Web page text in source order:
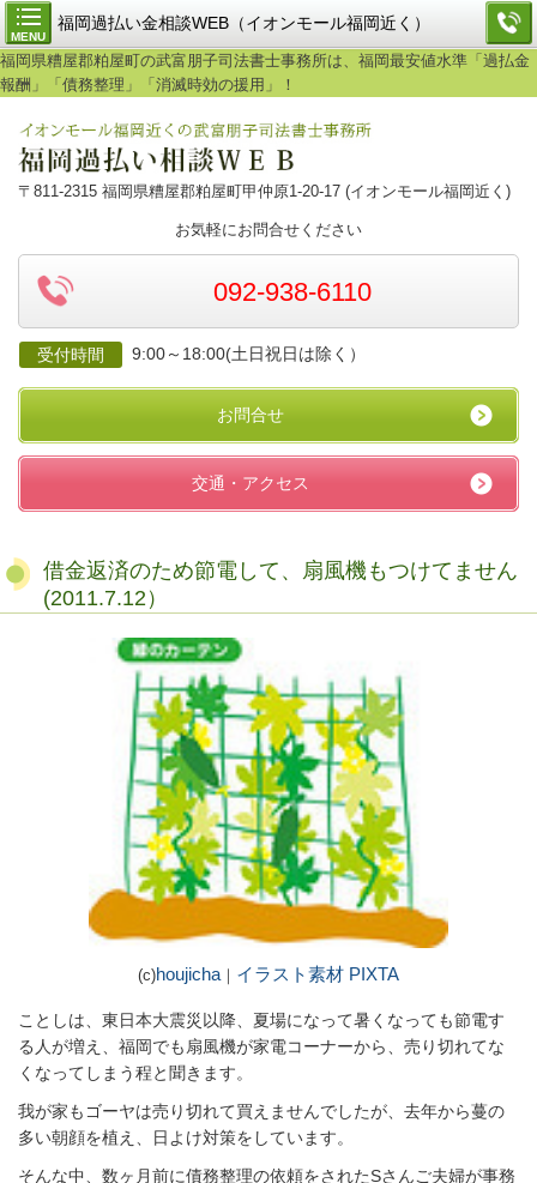
MENU
福岡過払い金相談WEB（イオンモール福岡近く）
福岡県糟屋郡粕屋町の武富朋子司法書士事務所は、福岡最安値水準「過払金
報酬」「債務整理」「消滅時効の援用」！
〒811-2315 福岡県糟屋郡粕屋町甲仲原1-20-17 (イオンモール福岡近く)
お気軽にお問合せください
092-938-6110
受付時間 9:00～18:00(土日祝日は除く）
お問合せ
交通・アクセス
借金返済のため節電して、扇風機もつけてません
(2011.7.12）
(c)houjicha ｜ イラスト素材 PIXTA
ことしは、東日本大震災以降、夏場になって暑くなっても節電す
る人が増え、福岡でも扇風機が家電コーナーから、売り切れてな
くなってしまう程と聞きます。
我が家もゴーヤは売り切れて買えませんでしたが、去年から蔓の
多い朝顔を植え、日よけ対策をしています。
そんな中、数ヶ月前に債務整理の依頼をされたSさんご夫婦が事務